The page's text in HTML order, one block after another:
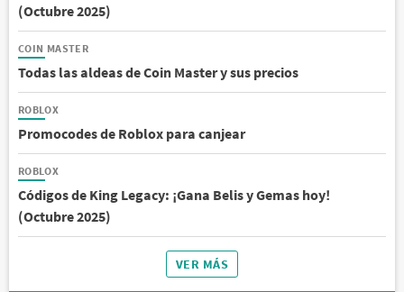
(Octubre 2025)
COIN MASTER
Todas las aldeas de Coin Master y sus precios
ROBLOX
Promocodes de Roblox para canjear
ROBLOX
Códigos de King Legacy: ¡Gana Belis y Gemas hoy!
(Octubre 2025)
VER MÁS